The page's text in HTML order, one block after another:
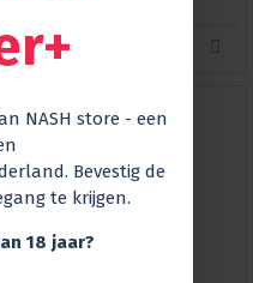
NASH store - een
Bevestig de
te krijgen.
18 jaar?
Bestellen